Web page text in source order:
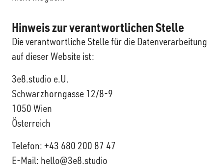
Hinweis zur verantwortlichen Stelle
Die verantwortliche Stelle für die Datenverarbeitung
auf dieser Website ist:
3e8.studio e.U.
Schwarzhorngasse 12/8-9
1050 Wien
Österreich
Telefon: +43 680 200 87 47
E-Mail: hello@3e8.studio